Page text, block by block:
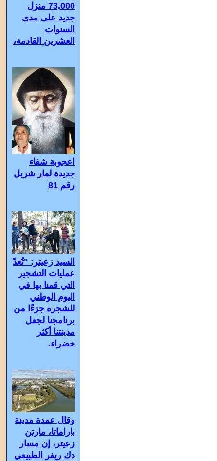
73,000 منزل
جديد على مدى
السنوات
العشرين القادمة،
اعجوبة شفاء
جديدة لمار شربل
رقم 81
السيد زعيتر: "تُعدّ
عمليات التشجير
التي قمنا بها في
اليوم الوطني
للشجرة جزءًا من
برنامجنا لجعل
مدينتنا أكثر
خضراء.
وقال عمدة مدينة
باراماتا، مارتن
زعيتر، إن مسار
دك ريفر الطبيعي